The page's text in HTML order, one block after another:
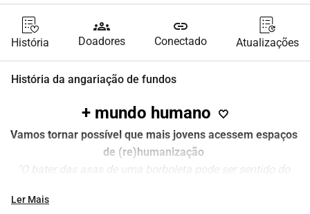
História
groups
Doadores
link
Conectado Atualizações
História da angariação de fundos
+ mundo humano
🤍
Vamos tornar possível que mais jovens acessem espaços
de (re)humanização
"O bater das asas de uma borboleta pode ser sentido do
Ler Mais